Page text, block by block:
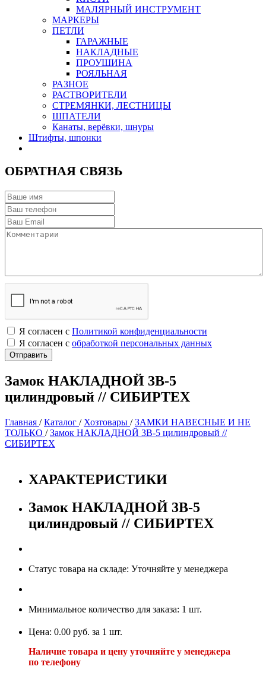
МАЛЯРНЫЙ ИНСТРУМЕНТ
МАРКЕРЫ
ПЕТЛИ
ГАРАЖНЫЕ
НАКЛАДНЫЕ
ПРОУШИНА
РОЯЛЬНАЯ
РАЗНОЕ
РАСТВОРИТЕЛИ
СТРЕМЯНКИ, ЛЕСТНИЦЫ
ШПАТЕЛИ
Канаты, верёвки, шнуры
Штифты, шпонки
ОБРАТНАЯ СВЯЗЬ
Я согласен с Политикой конфиденциальности
Я согласен с обработкой персональных данных
Замок НАКЛАДНОЙ 3В-5
цилиндровый // СИБИРТЕХ
Главная /Каталог / Хозтовары /ЗАМКИ НАВЕСНЫЕ И НЕ
ТОЛЬКО /Замок НАКЛАДНОЙ 3В-5 цилиндровый //
СИБИРТЕХ
ХАРАКТЕРИСТИКИ
Замок НАКЛАДНОЙ 3В-5
цилиндровый // СИБИРТЕХ
Статус товара на складе: Уточняйте у менеджера
Минимальное количество для заказа: 1 шт.
Цена: 0.00 руб. за 1 шт.
Наличие товара и цену уточняйте у менеджера
по телефону